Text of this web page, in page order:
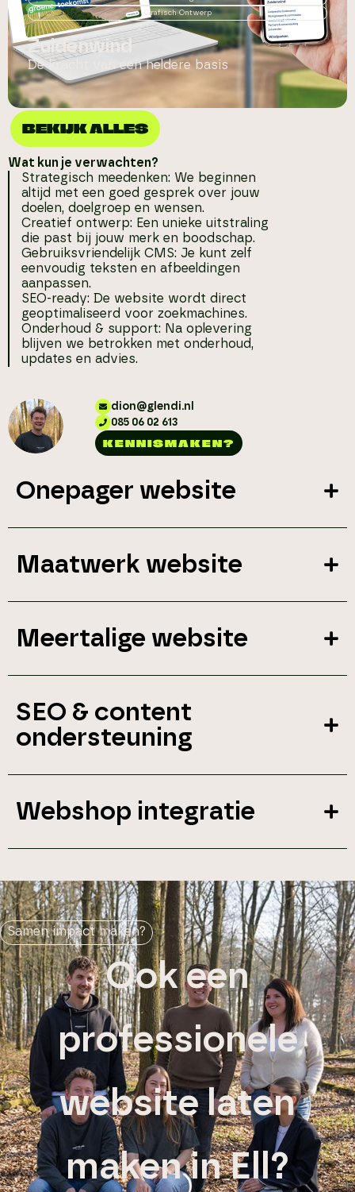
Grafisch Ontwerp
Zuidenwind
De kracht van een heldere basis
BEKIJK ALLES
Wat kun je verwachten?
Strategisch meedenken: We beginnen
altijd met een goed gesprek over jouw
doelen, doelgroep en wensen.
Creatief ontwerp: Een unieke uitstraling
die past bij jouw merk en boodschap.
Gebruiksvriendelijk CMS: Je kunt zelf
eenvoudig teksten en afbeeldingen
aanpassen.
SEO-ready: De website wordt direct
geoptimaliseerd voor zoekmachines.
Onderhoud & support: Na oplevering
blijven we betrokken met onderhoud,
updates en advies.
dion@glendi.nl
085 06 02 613
KENNISMAKEN?
Onepager website
Maatwerk website
Meertalige website
SEO & content
ondersteuning
Webshop integratie
Samen impact maken?
Ook een
professionele
website laten
maken in Ell?